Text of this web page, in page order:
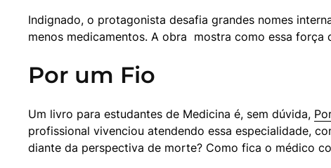
Indignado, o protagonista desafia grandes nomes
menos medicamentos. A obra mostra como essa força
Por um Fio
Um livro para estudantes de Medicina é, sem dúvida,
profissional vivenciou atendendo essa especialidade,
diante da perspectiva de morte? Como fica o médico